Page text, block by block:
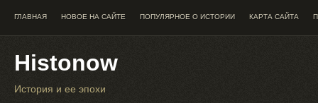
ГЛАВНАЯ НОВОЕ НА САЙТЕ ПОПУЛЯРНОЕ О ИСТОРИИ КАРТА САЙТА
Histonow
История и ее эпохи